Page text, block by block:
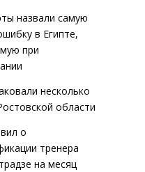
назвали самую
в Египте,
при
несколько
области
о
тренера
на месяц